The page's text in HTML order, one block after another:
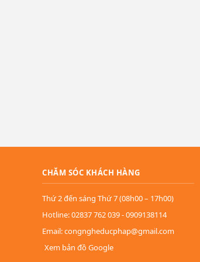
CHĂM SÓC KHÁCH HÀNG
Thứ 2 đến sáng Thứ 7 (08h00 – 17h00)
Hotline: 02837 762 039 - 0909138114
Email: congngheducphap@gmail.com
Xem bản đồ Google